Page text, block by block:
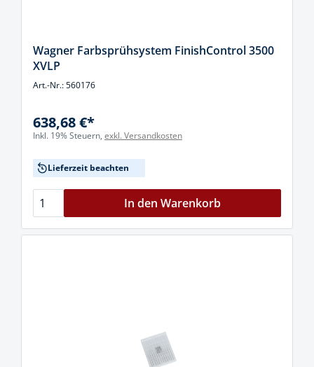
Wagner Farbsprühsystem FinishControl 3500
XVLP
Art.-Nr.: 560176
638,68 €*
Inkl. 19% Steuern, exkl. Versandkosten
Lieferzeit beachten
In den Warenkorb